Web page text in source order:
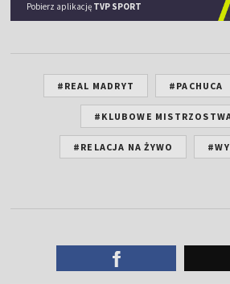
Pobierz aplikację TVP SPORT
#REAL MADRYT #PACHUCA
#KLUBOWE
#RELACJA NA ŻYWO